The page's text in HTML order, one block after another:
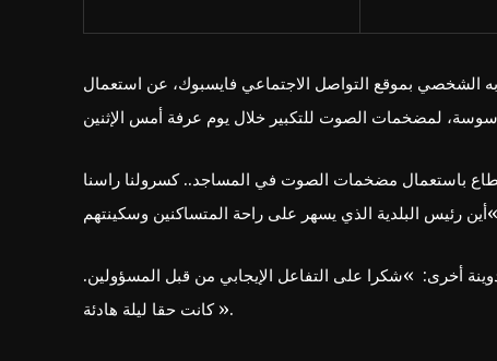
الشخصي بموقع التواصل الاجتماعي فايسبوك، عن استعمال
أخرى: »شكرا على التفاعل الإيجابي من قبل المسؤولين.
كانت حقا ليلة هادئة ».